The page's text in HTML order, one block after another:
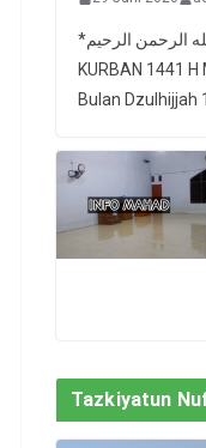
*بسم الله الرحمن الرحيم.* ? INFO IBADAH
KURBAN 1441 H
Bulan Dzulhijjah
Tazkiyatun